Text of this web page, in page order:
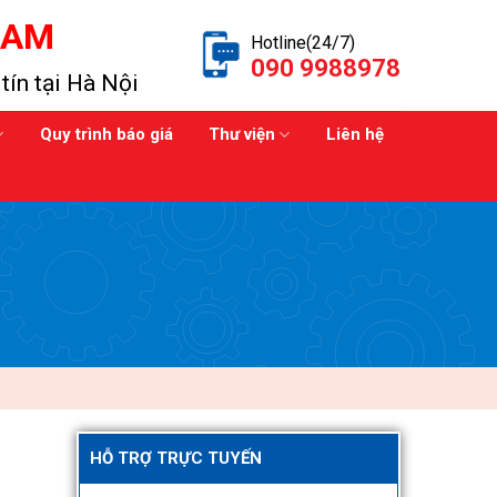
tại Hà Nội
Hotline(24/7)
090 9988978
Quy trình báo giá Thư viện Liên hệ
HỖ TRỢ TRỰC TUYẾN